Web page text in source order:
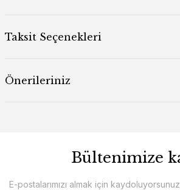
Taksit Seçenekleri
Önerileriniz
Bültenimize
E-postalarımızı almak için